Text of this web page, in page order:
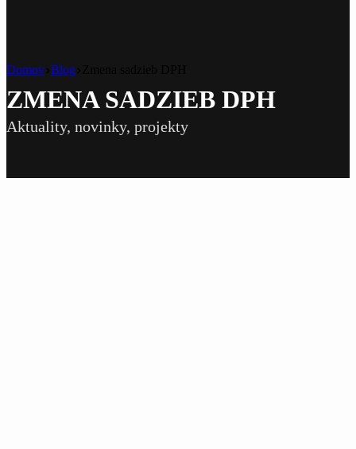
Domov Blog
ZMENA SADZIEB DPH
Aktuality, novinky, projekty